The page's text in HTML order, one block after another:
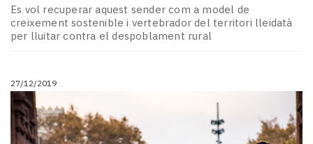
Es vol recuperar aquest sender com a model de
creixement sostenible i vertebrador del territori lleidatà
per lluitar contra el despoblament rural
27/12/2019